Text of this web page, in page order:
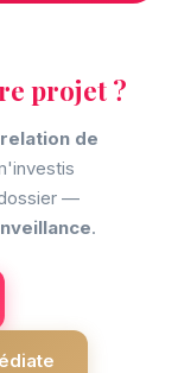
projet ?
relation de
—
.